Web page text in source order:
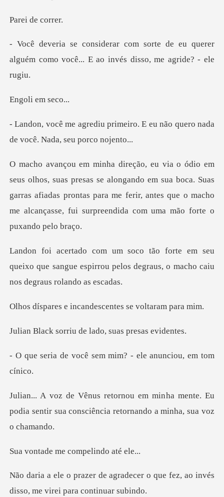
de co
e de eu querer
alguém como você... E a
i em s
eiro. E eu não quero nada
de vo
alongando em sua boca. Suas
garras afiadas prontas para me ferir, antes que o
seu
queixo que sangue espirrou pelos degraus
incandescentes se
riu de lado, suas
ê sem mim? - ele anun
ha mente. Eu
podia sentir sua consciência
me compelin
decer o que fez, ao invés
disso,